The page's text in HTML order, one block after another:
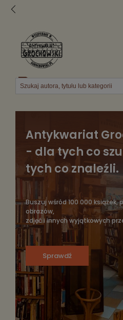
Bezpieczne
Menu
Antykwariat
- dla tych co
tych co znaleźli.
Buszuj wśród 100 000 książek,
obrazów,
zdjęć i innych wyjątkowych
Sprawdź